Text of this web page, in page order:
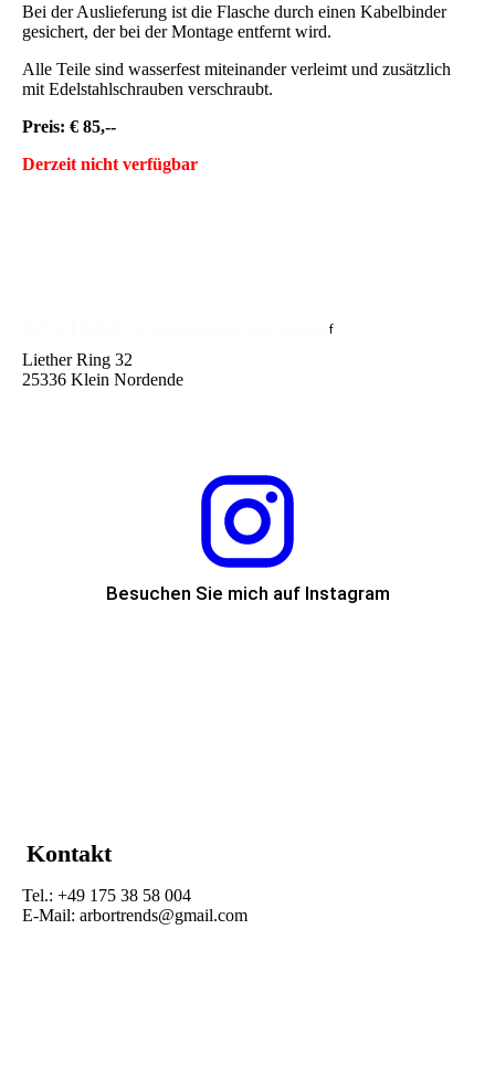
Bei der Auslieferung ist die Flasche durch einen Kabelbinder
gesichert, der bei der Montage entfernt wird.
Alle Teile sind wasserfest miteinander verleimt und zusätzlich
mit Edelstahlschrauben verschraubt.
Preis: € 85,--
Derzeit nicht verfügbar
f
Liether Ring 32
25336 Klein Nordende
Besuchen Sie mich auf Instagram
Kontakt
Tel.: +49 175 38 58 004
E-Mail: arbortrends@gmail.com